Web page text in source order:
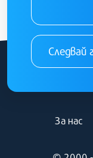
Следвай
За нас